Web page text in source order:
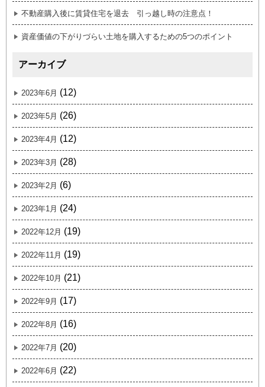
不動産購入後に賃貸住宅を退去 引っ越し時の注意点！
資産価値の下がりづらい土地を購入するための5つのポイント
アーカイブ
2023年6月 (12)
2023年5月 (26)
2023年4月 (12)
2023年3月 (28)
2023年2月 (6)
2023年1月 (24)
2022年12月 (19)
2022年11月 (19)
2022年10月 (21)
2022年9月 (17)
2022年8月 (16)
2022年7月 (20)
2022年6月 (22)